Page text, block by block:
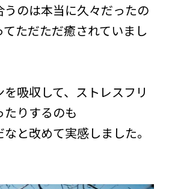
のは本当に久々だったの
ただただ癒されていまし
吸収して、ストレスフリ
たりするのも
と改めて実感しました。